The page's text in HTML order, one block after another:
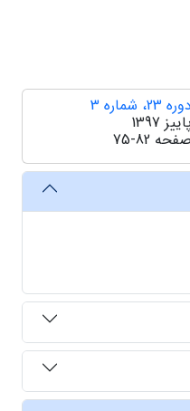
دوره 23، شماره 3
پاییز 1397
صفحه 75-82